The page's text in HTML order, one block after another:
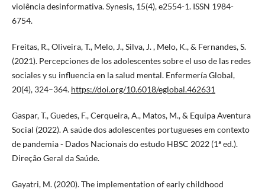
violência desinformativa. Synesis, 15(4), e2554-1. ISSN 1984-
6754.
Freitas, R., Oliveira, T., Melo, J., Silva, J. , Melo, K., & Fernandes, S.
(2021). Percepciones de los adolescentes sobre el uso de las redes
sociales y su influencia en la salud mental. Enfermería Global,
20(4), 324–364. https://doi.org/10.6018/eglobal.462631
Gaspar, T., Guedes, F., Cerqueira, A., Matos, M., & Equipa Aventura
Social (2022). A saúde dos adolescentes portugueses em contexto
de pandemia - Dados Nacionais do estudo HBSC 2022 (1ª ed.).
Direção Geral da Saúde.
Gayatri, M. (2020). The implementation of early childhood